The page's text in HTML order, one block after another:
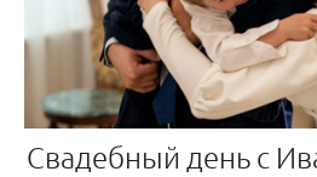
Свадебный день с